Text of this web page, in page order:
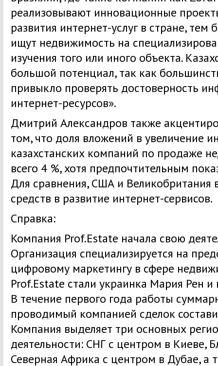
реализовывают инновационные
развития интернет-услуг в стране, тем
ищут недвижимость на
изучения того или иного объекта.
большой потенциал, так как
привыкло проверять достоверность
интернет-ресурсов».
Дмитрий Александров также
том, что доля вложений в увеличение
казахстанских компаний по продаже
всего 4 %, хотя предпочтительным
Для сравнения, США и Великобритания
средств в развитие интернет-сервисов.
Справка:
Компания Prof.Estate начала свою
Организация специализируется на
цифровому маркетингу в сфере
Prof.Estate стали украинка Мария Рен
В течение первого года работы
проводимый компанией сделок
Компания выделяет три основных
деятельности: СНГ с центром в Киеве,
Северная Африка с центром в Дубае, а